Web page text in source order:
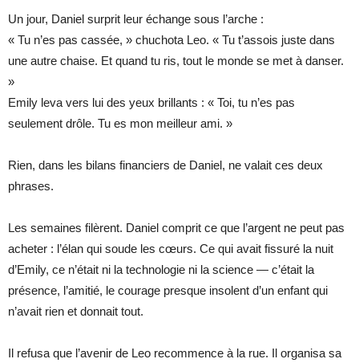
Un jour, Daniel surprit leur échange sous l’arche :
« Tu n’es pas cassée, » chuchota Leo. « Tu t’assois juste dans
une autre chaise. Et quand tu ris, tout le monde se met à danser.
»
Emily leva vers lui des yeux brillants : « Toi, tu n’es pas
seulement drôle. Tu es mon meilleur ami. »
Rien, dans les bilans financiers de Daniel, ne valait ces deux
phrases.
Les semaines filèrent. Daniel comprit ce que l’argent ne peut pas
acheter : l’élan qui soude les cœurs. Ce qui avait fissuré la nuit
d’Emily, ce n’était ni la technologie ni la science — c’était la
présence, l’amitié, le courage presque insolent d’un enfant qui
n’avait rien et donnait tout.
Il refusa que l’avenir de Leo recommence à la rue. Il organisa sa